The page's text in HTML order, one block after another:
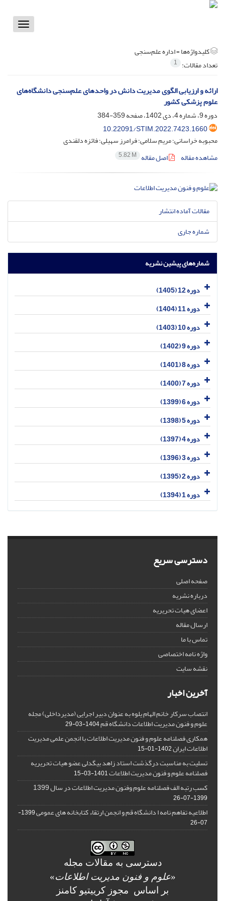
Toggle
کلیدواژه‌ها =اداره علم‌سنجی
تعداد مقالات: 1
ارائه و ارزیابی الگوی مدیریت دانش در واحدهای علم‌سنجی دانشگاه‌های
علوم پزشکی کشور
دوره 9، شماره 4، دی 1402، صفحه
359-384
10.22091/STIM.2022.7423.1660
محبوبه خراسانی؛ مریم سلامی؛ فرامرز سهیلی؛ فائزه دلقندی
مشاهده مقاله
اصل مقاله 5.82 M
مقالات آماده انتشار
شماره جاری
شماره‌های پیشین نشریه
دوره 12 (1405)
دوره 11 (1404)
دوره 10 (1403)
دوره 9 (1402)
دوره 8 (1401)
دوره 7 (1400)
دوره 6 (1399)
دوره 5 (1398)
دوره 4 (1397)
دوره 3 (1396)
دوره 2 (1395)
دوره 1 (1394)
دسترسی سریع
صفحه اصلی
درباره نشریه
اعضای هیات تحریریه
ارسال مقاله
تماس با ما
واژه نامه اختصاصی
نقشه سایت
آخرین اخبار
انتصاب سرکار خانم الهام یلوه به عنوان دبیر اجرایی (مدیرداخلی) مجله
علوم و فنون مدیریت اطلاعات دانشگاه قم1404-03-29
همکاری فصلنامه علوم و فنون مدیریت اطلاعات با انجمن علمی مدیریت
اطلاعات ایران1402-01-15
تسلیت به مناسبت درگذشت استاد زاهد بیگدلی عضو هیات تحریریه
فصلنامه علوم و فنون مدیریت اطلاعات1401-03-15
کسب رتبه الف فصلنامه علوم وفنون مدیریت اطلاعات در سال 1399
1399-07-26
اطلاعیه تفاهم نامه ا دانشگاه قم و انجمن ارتقاء کتابخانه های عمومی
1399-
07-26
دسترسی به مقالات مجله
«علوم و فنون مدیریت اطلاعات»
بر اساس مجوز کرییتیو کامنز